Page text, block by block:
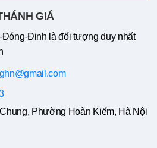
GIÁ
Đinh là đối tượng duy nhất
Phường Hoàn Kiếm, Hà Nội